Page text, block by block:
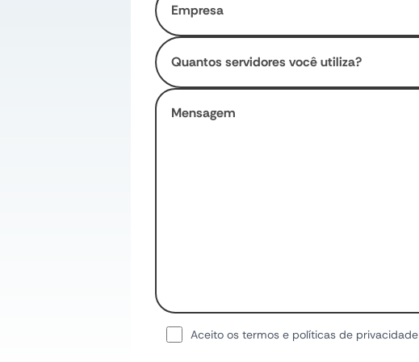
Aceito os termos e políticas de privacidade